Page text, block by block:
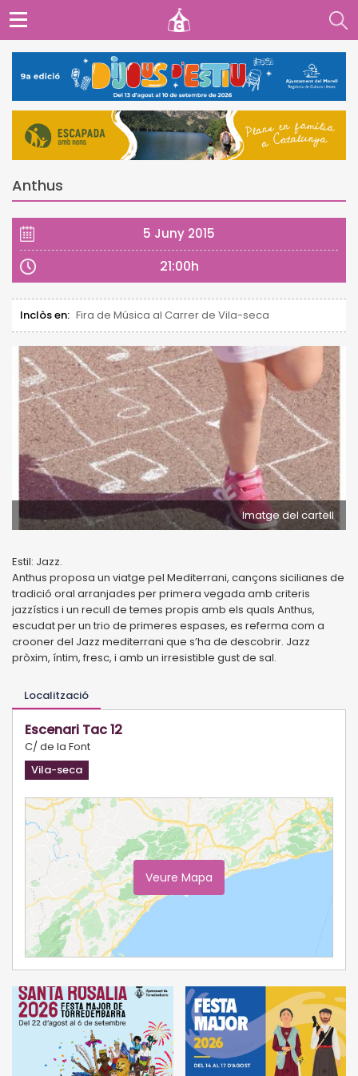
Anthus
5 Juny 2015
21:00h
Inclòs en: Fira de Música al Carrer de Vila-seca
Imatge del cartell
Estil: Jazz.
Anthus proposa un viatge pel Mediterrani, cançons sicilianes de
tradició oral arranjades per primera vegada amb criteris
jazzístics i un recull de temes propis amb els quals Anthus,
escudat per un trio de primeres espases, es referma com a
crooner del Jazz mediterrani que s’ha de descobrir. Jazz
pròxim, íntim, fresc, i amb un irresistible gust de sal.
Localització
Escenari Tac 12
C/ de la Font
Vila-seca
Veure Mapa